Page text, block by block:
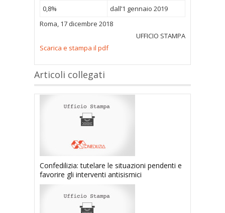
0,8%
dall’1 gennaio 2019
Roma, 17 dicembre 2018
UFFICIO STAMPA
Scarica e stampa il pdf
Articoli collegati
Confedilizia: tutelare le situazioni pendenti e
favorire gli interventi antisismici